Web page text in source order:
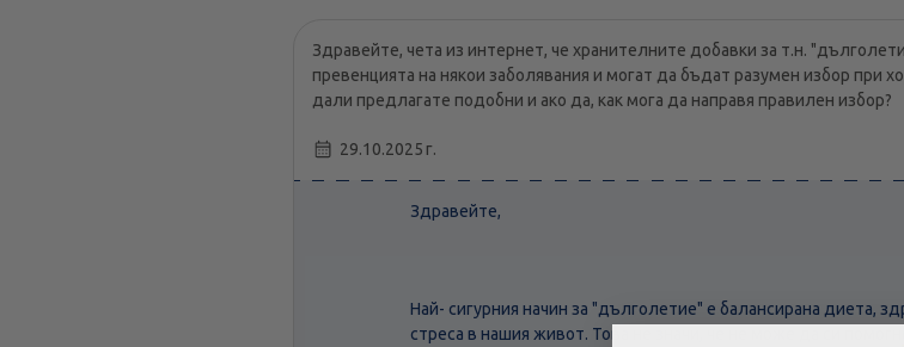
Здравейте, чета из интернет, че хранителните добавки за т.н.
превенцията на някои заболявания и могат да бъдат разумен избор при
дали предлагате подобни и ако да, как мога да направя правилен избор?
29.10.2025 г.
Здравейте,
Най- сигурния начин за "дълголетие" е балансирана диета,
стреса в нашия живот. Това не значи, че не може да си